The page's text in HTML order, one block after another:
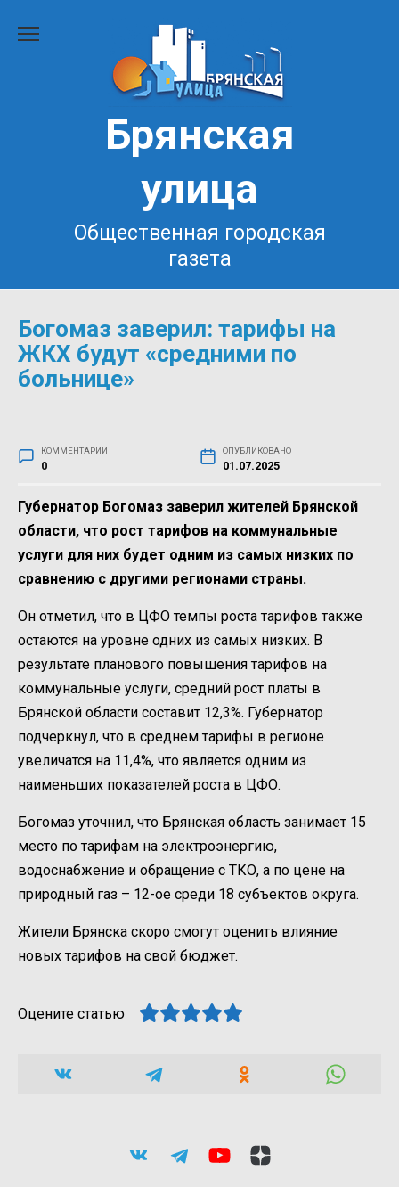
Брянская
улица
Общественная городская
газета
Богомаз заверил: тарифы на
ЖКХ будут «средними по
больнице»
КОММЕНТАРИИ
0
ОПУБЛИКОВАНО
01.07.2025
Губернатор Богомаз заверил жителей Брянской
области, что рост тарифов на коммунальные
услуги для них будет одним из самых низких по
сравнению с другими регионами страны.
Он отметил, что в ЦФО темпы роста тарифов также
остаются на уровне одних из самых низких. В
результате планового повышения тарифов на
коммунальные услуги, средний рост платы в
Брянской области составит 12,3%. Губернатор
подчеркнул, что в среднем тарифы в регионе
увеличатся на 11,4%, что является одним из
наименьших показателей роста в ЦФО.
Богомаз уточнил, что Брянская область занимает 15
место по тарифам на электроэнергию,
водоснабжение и обращение с ТКО, а по цене на
природный газ – 12-ое среди 18 субъектов округа.
Жители Брянска скоро смогут оценить влияние
новых тарифов на свой бюджет.
Оцените статью